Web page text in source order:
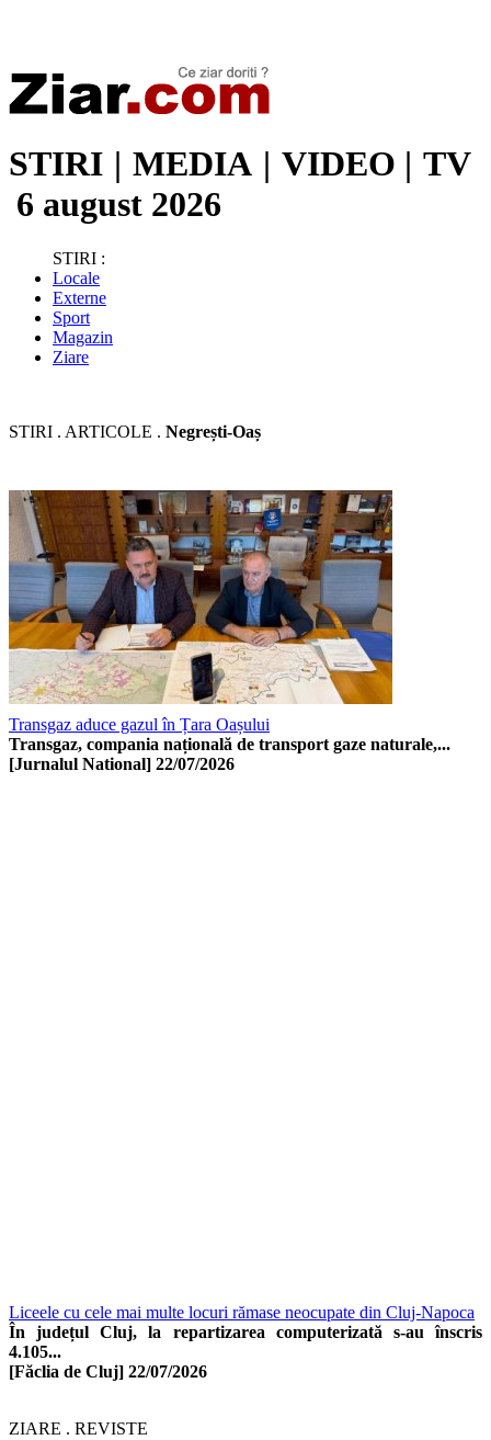
STIRI | MEDIA | VIDEO | TV
6 august 2026
STIRI :
Locale
Externe
Sport
Magazin
Ziare
STIRI . ARTICOLE . Negrești-Oaș
Transgaz aduce gazul în Țara Oașului
Transgaz, compania națională de transport gaze naturale,...
[Jurnalul National] 22/07/2026
Liceele cu cele mai multe locuri rămase neocupate din Cluj-Napoca
În județul Cluj, la repartizarea computerizată s-au înscris
4.105...
[Făclia de Cluj] 22/07/2026
ZIARE . REVISTE